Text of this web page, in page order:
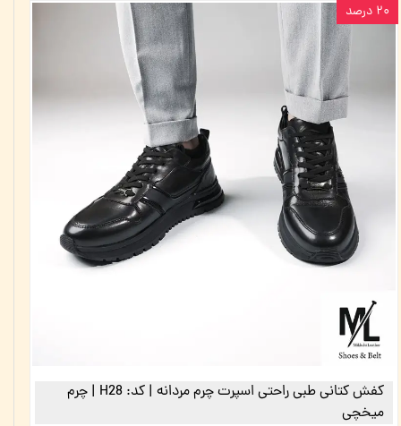
کفش کتانی طبی راحتی اسپرت چرم مردانه | کد: H28 | چرم
میخچی
۲۰ درصد